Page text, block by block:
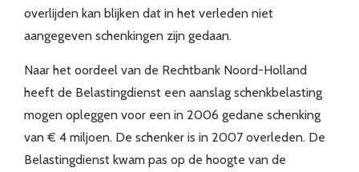
overlijden kan blijken dat in het verleden niet
aangegeven schenkingen zijn gedaan.
Naar het oordeel van de Rechtbank Noord-Holland
heeft de Belastingdienst een aanslag schenkbelasting
mogen opleggen voor een in 2006 gedane schenking
van € 4 miljoen. De schenker is in 2007 overleden. De
Belastingdienst kwam pas op de hoogte van de